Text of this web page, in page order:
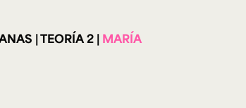
de espaciosTEORÍA 2 MARÍA